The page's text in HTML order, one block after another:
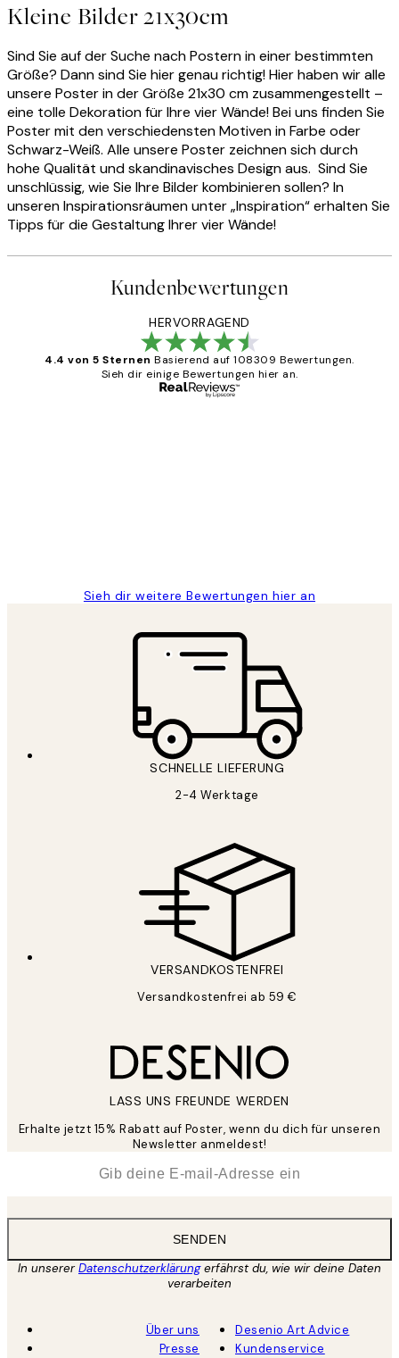
Kleine Bilder 21x30cm
Sind Sie auf der Suche nach Postern in einer bestimmten
Größe? Dann sind Sie hier genau richtig! Hier haben wir alle
unsere Poster in der Größe 21x30 cm zusammengestellt –
eine tolle Dekoration für Ihre vier Wände! Bei uns finden Sie
Poster mit den verschiedensten Motiven in Farbe oder
Schwarz-Weiß. Alle unsere Poster zeichnen sich durch
hohe Qualität und skandinavisches Design aus. Sind Sie
unschlüssig, wie Sie Ihre Bilder kombinieren sollen? In
unseren Inspirationsräumen unter „Inspiration“ erhalten Sie
Tipps für die Gestaltung Ihrer vier Wände!
Kundenbewertungen
HERVORRAGEND
4.4 von 5 Sternen Basierend auf 108309 Bewertungen.
Sieh dir einige Bewertungen hier an.
Sieh dir weitere Bewertungen hier an
SCHNELLE LIEFERUNG
2-4 Werktage
VERSANDKOSTENFREI
Versandkostenfrei ab 59 €
LASS UNS FREUNDE WERDEN
Erhalte jetzt 15% Rabatt auf Poster, wenn du dich für unseren
Newsletter anmeldest!
SENDEN
In unsererDatenschutzerklärungerfährst du, wie wir deine Daten
verarbeiten
Über uns
Presse
Desenio Art Advice
Kundenservice